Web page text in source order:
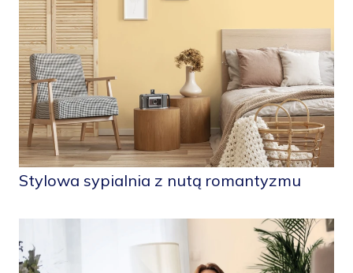
Stylowa sypialnia z nutą romantyzmu